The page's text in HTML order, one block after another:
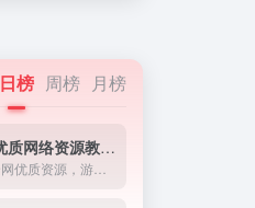
日榜 周榜 月榜
外星人资源网 – 优质网络资源教程分享！